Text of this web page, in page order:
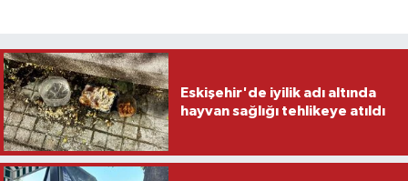
Eskişehir'de iyilik adı altında
hayvan sağlığı tehlikeye atıldı